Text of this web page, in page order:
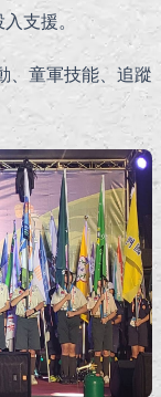
支援。
、童軍技能、追蹤